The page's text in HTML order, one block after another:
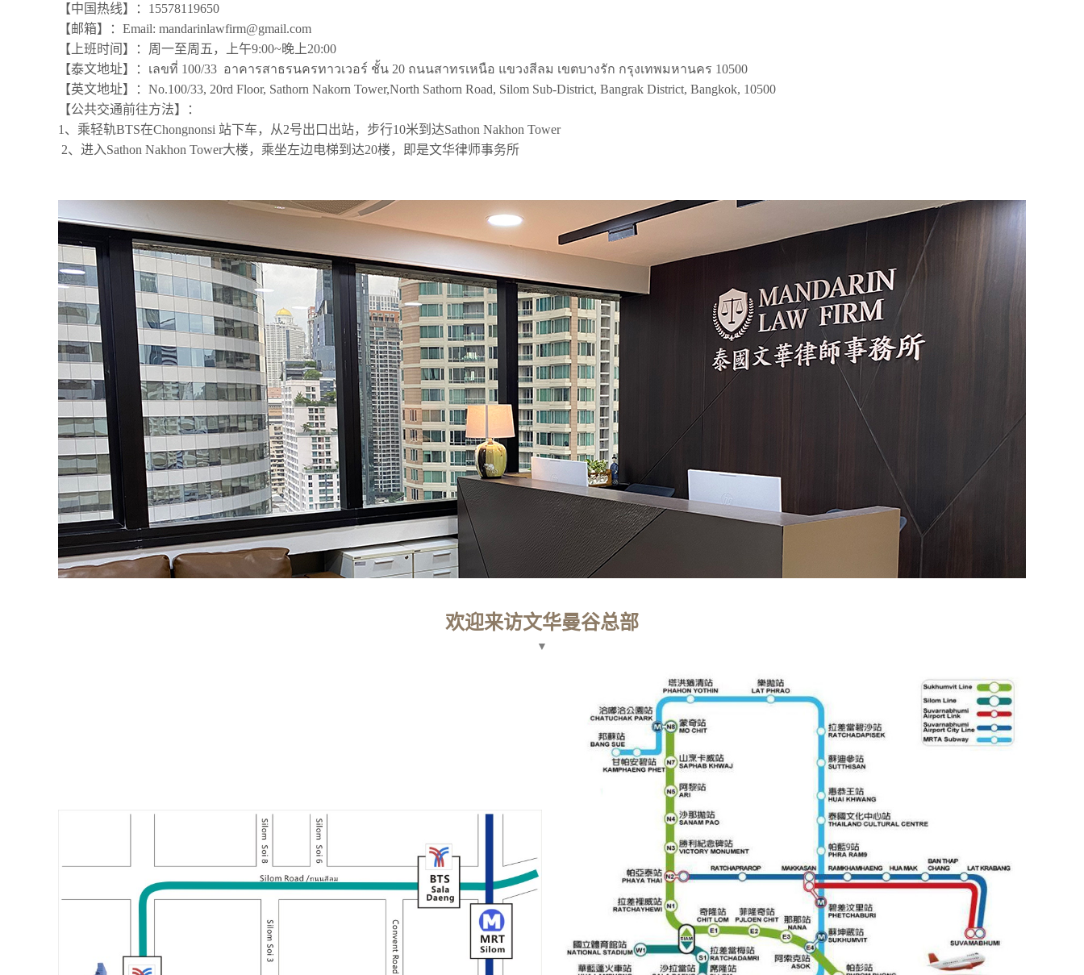
【中国热线】：15578119650
【邮箱】：Email: mandarinlawfirm@gmail.com
【上班时间】：周一至周五，上午9:00~晚上20:00
【泰文地址】：เลขที่ 100/33 อาคารสาธรนครทาวเวอร์ ชั้น 20 ถนนสาทรเหนือ แขวงสีลม เขตบางรัก กรุงเทพมหานคร 10500
【英文地址】：Νο.100/33, 20rd Floor, Sathorn Nakorn Tower,North Sathorn Road, Silom Sub-District, Bangrak District, Bangkok, 10500
【公共交通前往方法】：
1、乘轻轨BTS在Chongnonsi 站下车，从2号出口出站，步行10米到达Sathon Nakhon Tower
2、进入Sathon Nakhon Tower大楼，乘坐左边电梯到达20楼，即是文华律师事务所
欢迎来访文华曼谷总部
▼